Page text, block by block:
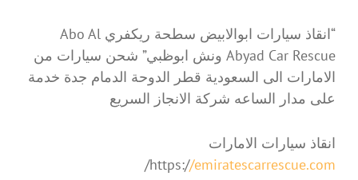
“انقاذ سيارات ابوالابيض سطحة ريكفري Abo Al
Abyad Car Rescue ونش ابوظبي” شحن سيارات من
الامارات الى السعودية قطر الدوحة الدمام جدة خدمة
على مدار الساعه شركة الانجاز السريع
انقاذ سيارات الامارات
https://emiratescarrescue.com
/